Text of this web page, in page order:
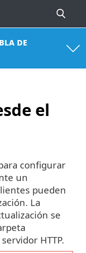
de
el
configurar
un
pueden
La
se
HTTP.